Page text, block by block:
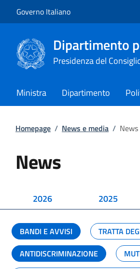
Governo Italiano
Dipartimento
Presidenza del
Ministra Dipartimento
Homepage / News e media / News
News
2026 2025
BANDI E AVVISI TRATTA
ANTIDISCRIMINAZIONE